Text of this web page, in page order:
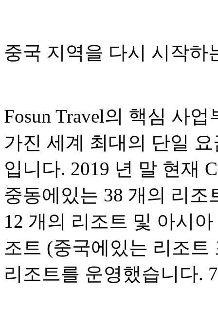
중국 지역을 다시 시작하
Fosun Travel의 핵심 사
가진 세계 최대의 단일
입니다. 2019 년 말 현재
중동에있는 38 개의 리
12 개의 리조트 및 아시
조트 (중국에있는 리조
리조트를 운영했습니다.